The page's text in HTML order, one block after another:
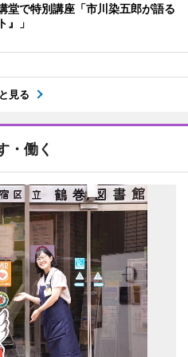
堂で特別講座「市川染五郎が語る
』」
見る
・働く